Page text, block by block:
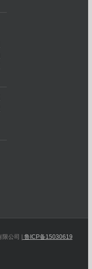
公司 |
鲁ICP备15030619